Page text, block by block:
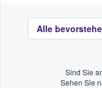
Alle
Sind Sie
Sehen Sie